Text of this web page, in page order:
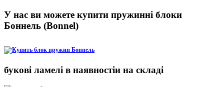
У нас ви можете купити пружинні блоки
Боннель (Bonnel)
букові ламелі в наявностіи на складі